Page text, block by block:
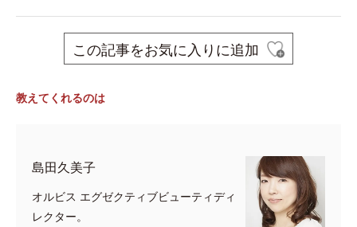
この記事をお気に入りに追加
教えてくれるのは
島田久美子
オルビス エグゼクティブビューティディ
レクター。